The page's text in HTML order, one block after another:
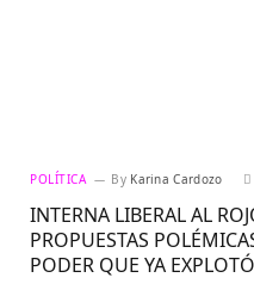
POLÍTICA By Karina Cardozo
INTERNA LIBERAL AL
PROPUESTAS
PODER QUE YA EXPLOTÓ